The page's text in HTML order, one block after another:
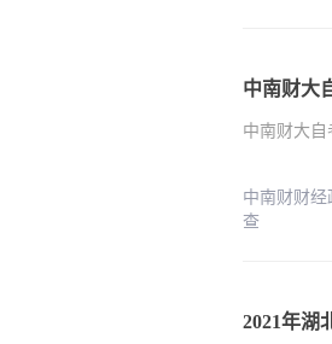
中南财大
中南财大
中南财财
查
2021年湖